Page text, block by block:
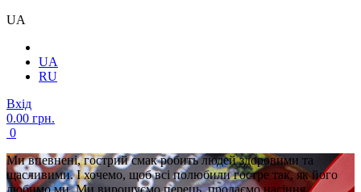
UA
UA
RU
Вхід
0.00 грн.
0
Ми впевнені, гострий смак робить людей здоровими та
щасливими. І хочемо, щоб всі полюбили гостре так, як його
любимо ми. Ми вирощуємо перець, продаємо насіння